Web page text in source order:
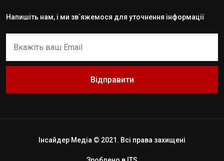
Напишіть нам, і ми зв`яжемося для уточнення інформації
Відправити
Інсайдер Медіа © 2021. Всі права захищені